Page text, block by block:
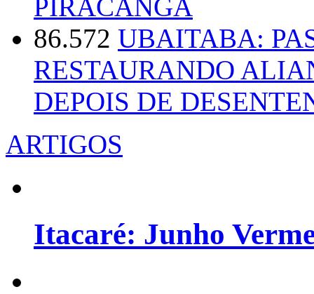
PIRACANGA
86.572 UBAITABA:
RESTAURANDO
DEPOIS DE
ARTIGOS
Itacaré: Junho